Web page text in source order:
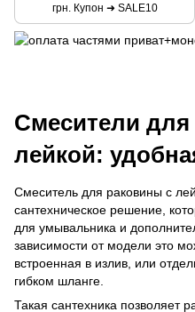
грн. Купон ➜ SALE10
Смесители
лейкой:
Смеситель для раковины с
сантехническое решение,
для умывальника и
зависимости от модели это
встроенная в излив, или
гибком шланге.
Такая сантехника позволяет